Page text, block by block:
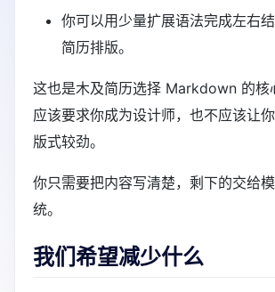
你可以用少量扩展语法完成左右
简历排版。
这也是木及简历选择 Markdown 的核
应该要求你成为设计师，也不应该让
版式较劲。
你只需要把内容写清楚，剩下的交给
统。
我们希望减少什么